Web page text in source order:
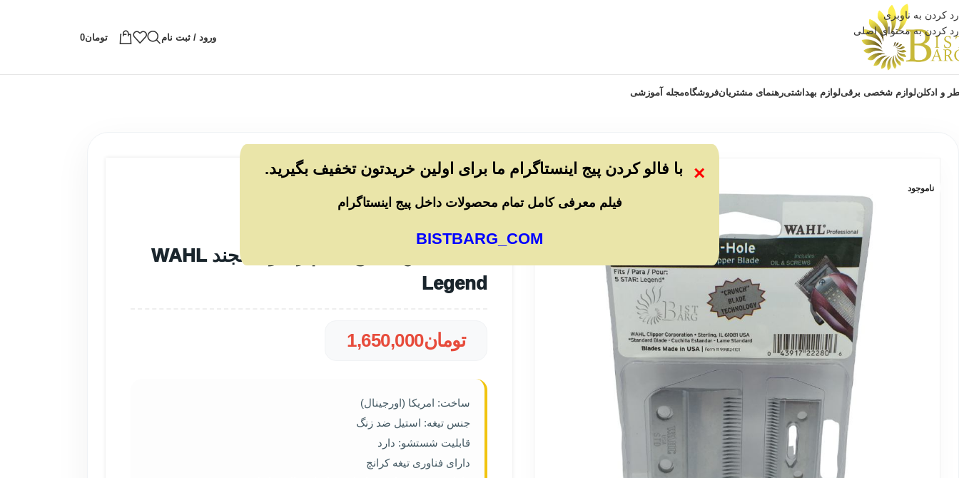
رد کردن به ناوبری
رد کردن به محتوای اصلی
ورود / ثبت نام تومان0
و ادکلنلوازم شخصی برقیلوازم بهداشتیرهنمای مشتریانفروشگاهمجله آموزشی
ناموجود
تیغه ماشین اصلاح حجم زن وال لجند WAHL Legend
تیغه ماشین اصلاح حجم زن وال لجند WAHL
Legend
تومان1,650,000
ساخت: امریکا (اورجینال)
جنس تيغه: استیل ضد زنگ
قابلیت شستشو: دارد
دارای فناوری تیغه کرانچ
× با فالو کردن پیج اینستاگرام ما برای اولین خریدتون تخفیف بگیرید.
فیلم معرفی کامل تمام محصولات داخل پیج اینستاگرام
BISTBARG_COM